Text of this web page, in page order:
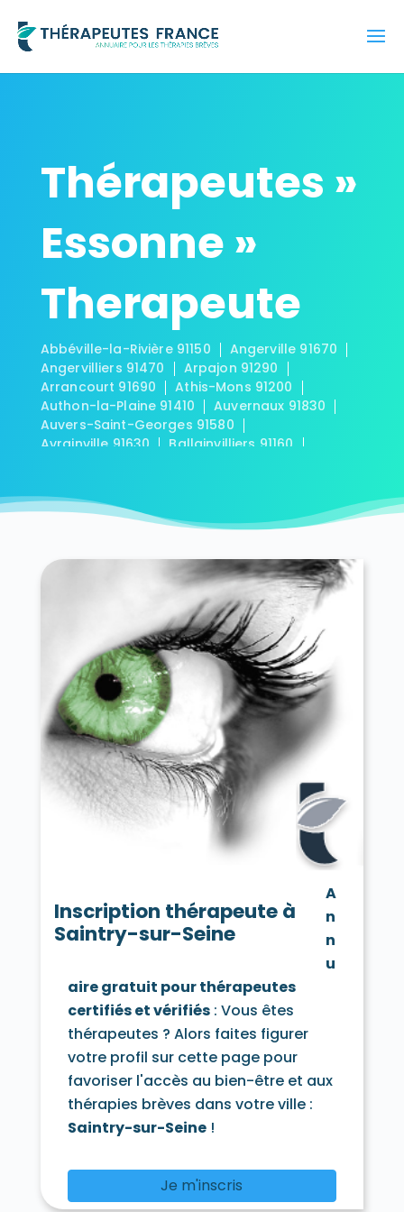
Thérapeutes »
Essonne »
Therapeute
Abbéville-la-Rivière 91150
Angerville 91670
Angervilliers 91470
Arpajon 91290
Arrancourt 91690
Athis-Mons 91200
Authon-la-Plaine 91410
Auvernaux 91830
Auvers-Saint-Georges 91580
Avrainville 91630
Ballainvilliers 91160
Boigneville 91720
Boissy-la-Rivière 91690
Boissy-sous-Saint-Yon 91790
Bondoufle 91070
Boullay-les-Troux 91470
Boussy-Saint-Antoine 91800
Boutervilliers 91150
Boutigny-sur-Essonne 91820
Bouville 91880
Brétigny-sur-Orge 91220
Breuillet 91650
Breux-Jouy 91650
Brières-les-Scellés 91150
Briis-sous-Forges 91640
Brouy 91150
Brunoy 91800
Bruyères-le-Châtel 91680
Buno-Bonnevaux 91720
Bures-sur-Yvette 91440
Cerny 91590
Chalo-Saint-Mars 91780
Chalou-Moulineux 91740
Chamarande 91730
Champcueil 91750
Champmotteux 91150
Cheptainville 91630
Chevannes 91750
Chilly-Mazarin 91380
Congerville-Thionville 91740
Courdimanche-sur-Essonne 91720
Courson-Monteloup 91680
Crosne 91560
Dannemois 91490
D'Huison-Longueville 91590
Dourdan 91410
Draveil 91210
Écharcon 91540
Épinay-sous-Sénart 91860
Épinay-sur-Orge 91360
Estouches 91660
Étampes 91150
Étiolles 91450
Fontaine-la-Rivière 91690
Fontenay-lès-Briis 91640
Inscription thérapeute à
Saintry-sur-Seine
A
n
n
u
aire gratuit pour thérapeutes
certifiés et vérifiés: Vous êtes
thérapeutes ? Alors faites figurer
votre profil sur cette page pour
favoriser l'accès au bien-être et aux
thérapies brèves dans votre ville :
Saintry-sur-Seine!
Je m'inscris